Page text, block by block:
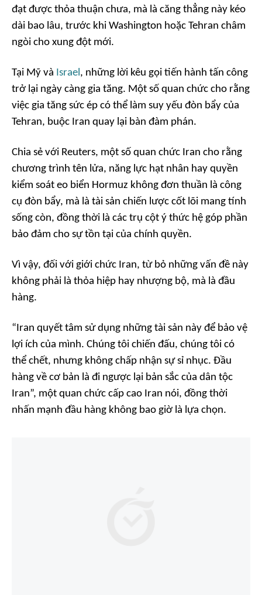
đạt được thỏa thuận chưa, mà là căng thẳng này kéo
dài bao lâu, trước khi Washington hoặc Tehran châm
ngòi cho xung đột mới.
Tại Mỹ và Israel , những lời kêu gọi tiến hành tấn công
trở lại ngày càng gia tăng. Một số quan chức cho rằng
việc gia tăng sức ép có thể làm suy yếu đòn bẩy của
Tehran, buộc Iran quay lại bàn đàm phán.
Chia sẻ với Reuters, một số quan chức Iran cho rằng
chương trình tên lửa, năng lực hạt nhân hay quyền
kiểm soát eo biển Hormuz không đơn thuần là công
cụ đòn bẩy, mà là tài sản chiến lược cốt lõi mang tính
sống còn, đồng thời là các trụ cột ý thức hệ góp phần
bảo đảm cho sự tồn tại của chính quyền.
Vì vậy, đối với giới chức Iran, từ bỏ những vấn đề này
không phải là thỏa hiệp hay nhượng bộ, mà là đầu
hàng.
“Iran quyết tâm sử dụng những tài sản này để bảo vệ
lợi ích của mình. Chúng tôi chiến đấu, chúng tôi có
thể chết, nhưng không chấp nhận sự sỉ nhục. Đầu
hàng về cơ bản là đi ngược lại bản sắc của dân tộc
Iran”, một quan chức cấp cao Iran nói, đồng thời
nhấn mạnh đầu hàng không bao giờ là lựa chọn.